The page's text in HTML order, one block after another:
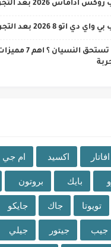
تستاهل التجربة
افاتار اكسيد ام جي
بايك بروتون
تويوتا جاك جايكو
جيب جيتور جيلي